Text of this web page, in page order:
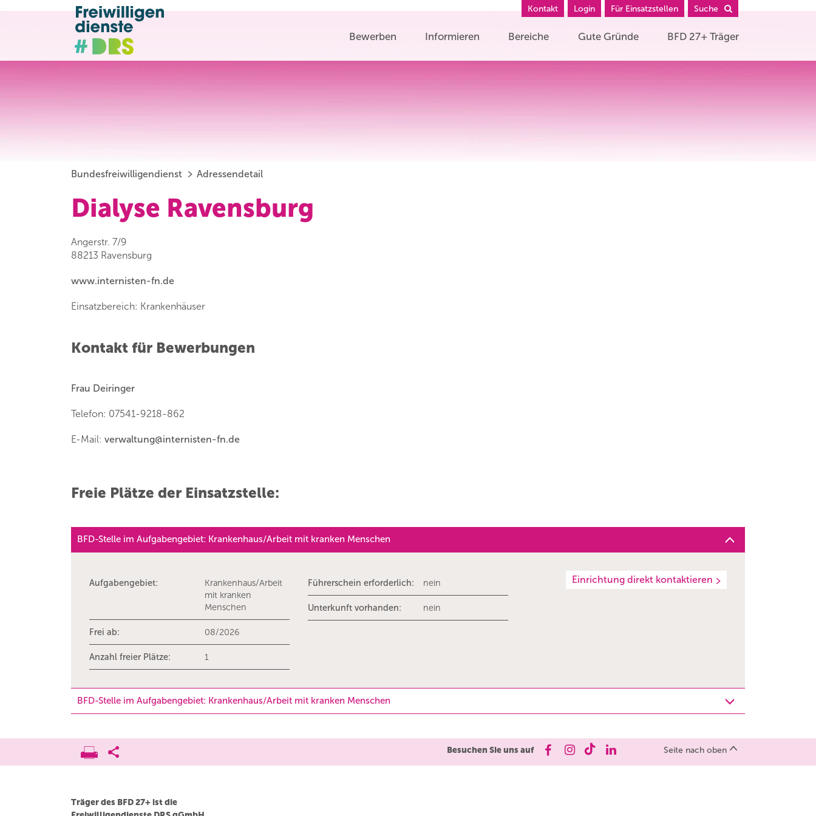
Kontakt Login Für Einsatzstellen Suche
Bewerben Informieren Bereiche Gute Gründe BFD 27+ Träger
Bundesfreiwilligendienst Adressendetail
Dialyse Ravensburg
Angerstr. 7/9
88213 Ravensburg
www.internisten-fn.de
Einsatzbereich: Krankenhäuser
Kontakt für Bewerbungen
Frau Deiringer
Telefon: 07541-9218-862
E-Mail: verwaltung@internisten-fn.de
Freie Plätze der Einsatzstelle:
BFD-Stelle im Aufgabengebiet: Krankenhaus/Arbeit mit kranken Menschen
Aufgabengebiet:
Krankenhaus/Arbeit
mit kranken
Menschen
Frei ab: 08/2026
Anzahl freier Plätze: 1
Führerschein erforderlich: nein
Unterkunft vorhanden: nein
Einrichtung direkt kontaktieren
BFD-Stelle im Aufgabengebiet: Krankenhaus/Arbeit mit kranken Menschen
Besuchen Sie uns auf Seite nach oben
Träger des BFD 27+ ist die